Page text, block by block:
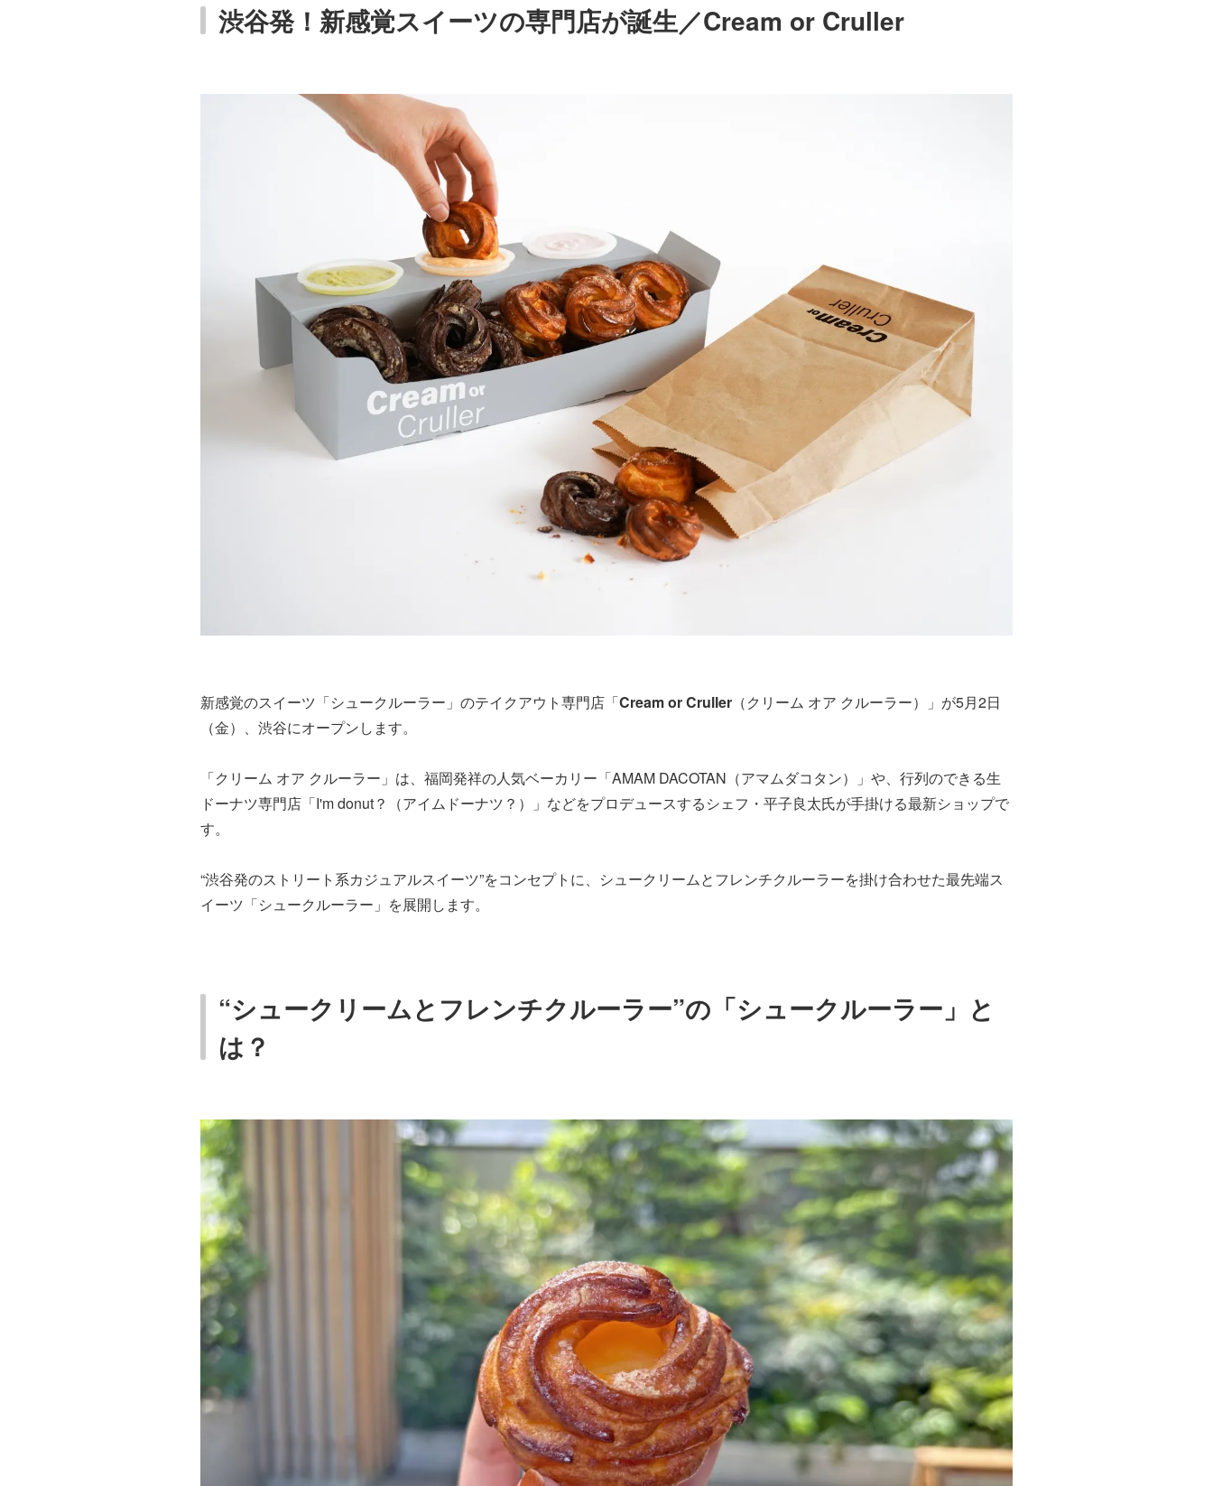
渋谷発！新感覚スイーツの専門店が誕生／Cream or Cruller
新感覚のスイーツ「シュークルーラー」のテイクアウト専門店「Cream or Cruller （クリーム オア クルーラー）」が5月2日
（金）、渋谷にオープンします。
「クリーム オア クルーラー」は、福岡発祥の人気ベーカリー「AMAM DACOTAN（アマムダコタン）」や、行列のできる生
ドーナツ専門店「I'm donut？（アイムドーナツ？）」などをプロデュースするシェフ・平子良太氏が手掛ける最新ショップで
す。
“渋谷発のストリート系カジュアルスイーツ”をコンセプトに、シュークリームとフレンチクルーラーを掛け合わせた最先端ス
イーツ「シュークルーラー」を展開します。
“シュークリームとフレンチクルーラー”の「シュークルーラー」と
は？